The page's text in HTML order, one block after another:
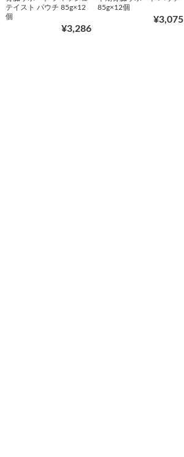
テイスト パウチ 85g×12
個
¥3,286
85g×12個
¥3,075